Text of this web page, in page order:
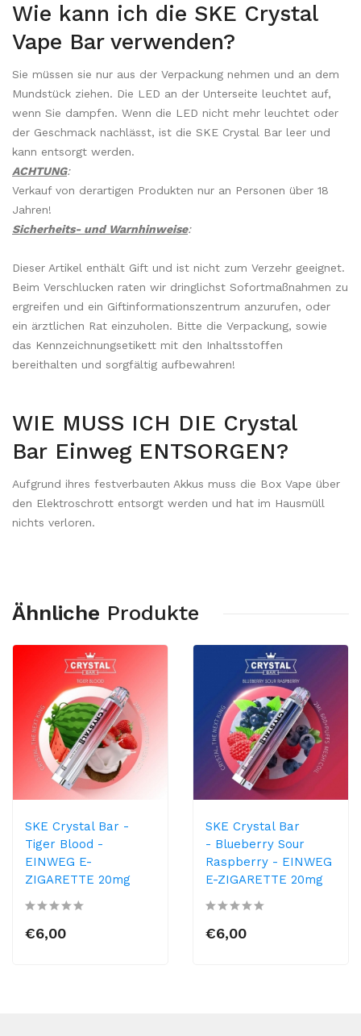
Wie kann ich die SKE Crystal
Vape Bar verwenden?
Sie müssen sie nur aus der Verpackung nehmen und an dem
Mundstück ziehen. Die LED an der Unterseite leuchtet auf,
wenn Sie dampfen. Wenn die LED nicht mehr leuchtet oder
der Geschmack nachlässt, ist die SKE Crystal Bar leer und
kann entsorgt werden.
ACHTUNG:
Verkauf von derartigen Produkten nur an Personen über 18
Jahren!
Sicherheits- und Warnhinweise:
Dieser Artikel enthält Gift und ist nicht zum Verzehr geeignet.
Beim Verschlucken raten wir dringlichst Sofortmaßnahmen zu
ergreifen und ein Giftinformationszentrum anzurufen, oder
ein ärztlichen Rat einzuholen. Bitte die Verpackung, sowie
das Kennzeichnungsetikett mit den Inhaltsstoffen
bereithalten und sorgfältig aufbewahren!
WIE MUSS ICH DIE Crystal
Bar Einweg ENTSORGEN?
Aufgrund ihres festverbauten Akkus muss die Box Vape über
den Elektroschrott entsorgt werden und hat im Hausmüll
nichts verloren.
Ähnliche Produkte
SKE Crystal Bar -
Tiger Blood -
EINWEG E-
ZIGARETTE 20mg
€6,00
SKE Crystal Bar
- Blueberry Sour
Raspberry - EINWEG
E-ZIGARETTE 20mg
€6,00